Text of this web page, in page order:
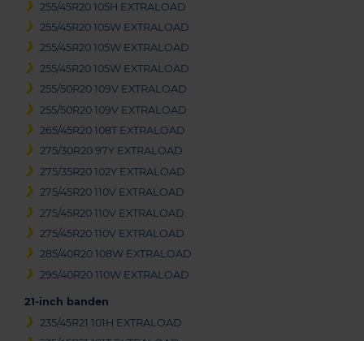
255/45R20 105H EXTRALOAD
255/45R20 105W EXTRALOAD
255/45R20 105W EXTRALOAD
255/45R20 105W EXTRALOAD
255/50R20 109V EXTRALOAD
255/50R20 109V EXTRALOAD
265/45R20 108T EXTRALOAD
275/30R20 97Y EXTRALOAD
275/35R20 102Y EXTRALOAD
275/45R20 110V EXTRALOAD
275/45R20 110V EXTRALOAD
275/45R20 110V EXTRALOAD
285/40R20 108W EXTRALOAD
295/40R20 110W EXTRALOAD
21-inch banden
235/45R21 101H EXTRALOAD